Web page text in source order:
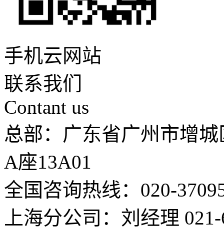
手机云网站
联系我们
Contant us
总部：广东省广州市增
A座13A01
全国咨询热线：020-
上海分公司：刘经理